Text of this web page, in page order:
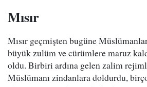
Mısır
Mısır geçmişten bugüne
büyük zulüm ve cürümlere maruz
oldu. Birbiri ardına gelen zalim
Müslümanı zindanlara doldurdu,